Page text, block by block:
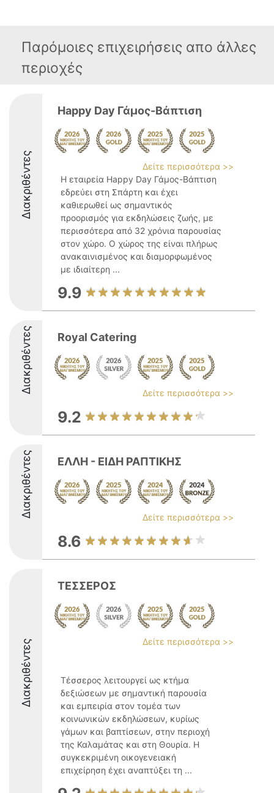
Παρόμοιες επιχειρήσεις απο άλλες
περιοχές
Διακριθέντες
Happy Day Γάμος-Βάπτιση
Δείτε περισσότερα >>
Η εταιρεία Happy Day Γάμος-Βάπτιση
εδρεύει στη Σπάρτη και έχει
καθιερωθεί ως σημαντικός
προορισμός για εκδηλώσεις ζωής, με
περισσότερα από 32 χρόνια παρουσίας
στον χώρο. Ο χώρος της είναι πλήρως
ανακαινισμένος και διαμορφωμένος
με ιδιαίτερη ...
9.9
Διακριθέντες Royal Catering
Δείτε περισσότερα >>
9.2
Διακριθέντες ΕΛΛΗ - ΕΙΔΗ ΡΑΠΤΙΚΗΣ
Δείτε περισσότερα >>
8.6
Διακριθέντες
ΤΕΣΣΕΡΟΣ
Δείτε περισσότερα >>
Τέσσερος λειτουργεί ως κτήμα
δεξιώσεων με σημαντική παρουσία
και εμπειρία στον τομέα των
κοινωνικών εκδηλώσεων, κυρίως
γάμων και βαπτίσεων, στην περιοχή
της Καλαμάτας και στη Θουρία. Η
συγκεκριμένη οικογενειακή
επιχείρηση έχει αναπτύξει τη ...